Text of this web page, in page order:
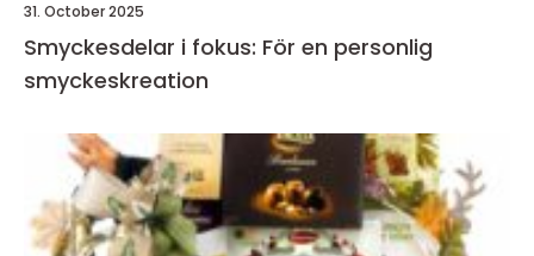
31. October 2025
Smyckesdelar i fokus: För en personlig
smyckeskreation